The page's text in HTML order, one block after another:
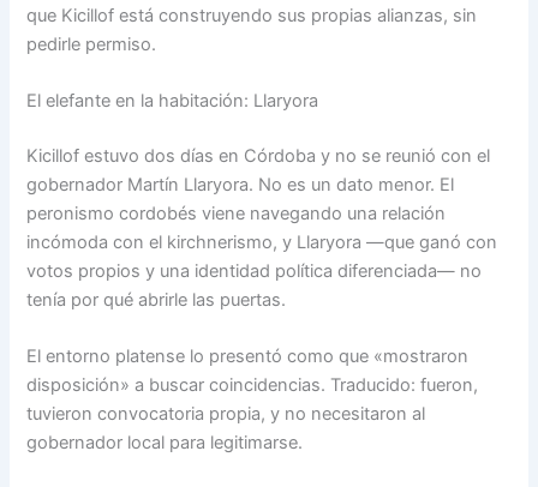
que Kicillof está construyendo sus propias alianzas, sin
pedirle permiso.
El elefante en la habitación: Llaryora
Kicillof estuvo dos días en Córdoba y no se reunió con el
gobernador Martín Llaryora. No es un dato menor. El
peronismo cordobés viene navegando una relación
incómoda con el kirchnerismo, y Llaryora —que ganó con
votos propios y una identidad política diferenciada— no
tenía por qué abrirle las puertas.
El entorno platense lo presentó como que «mostraron
disposición» a buscar coincidencias. Traducido: fueron,
tuvieron convocatoria propia, y no necesitaron al
gobernador local para legitimarse.